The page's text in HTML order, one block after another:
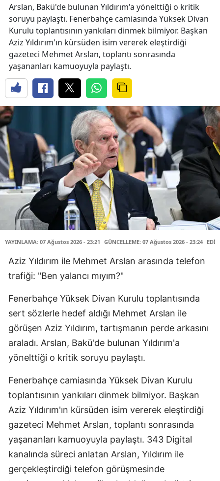
Arslan, Bakü'de bulunan Yıldırım'a yönelttiği o kritik
soruyu paylaştı. Fenerbahçe camiasında Yüksek Divan
Kurulu toplantısının yankıları dinmek bilmiyor. Başkan
Aziz Yıldırım'ın kürsüden isim vererek eleştirdiği
gazeteci Mehmet Arslan, toplantı sonrasında
yaşananları kamuoyuyla paylaştı.
YAYINLAMA: 07 Ağustos 2026 - 23:21 GÜNCELLEME: 07 Ağustos 2026 - 23:24
Aziz Yıldırım ile Mehmet Arslan arasında telefon
trafiği: "Ben yalancı mıyım?"
Fenerbahçe Yüksek Divan Kurulu toplantısında
sert sözlerle hedef aldığı Mehmet Arslan ile
görüşen Aziz Yıldırım, tartışmanın perde arkasını
araladı. Arslan, Bakü'de bulunan Yıldırım'a
yönelttiği o kritik soruyu paylaştı.
Fenerbahçe camiasında Yüksek Divan Kurulu
toplantısının yankıları dinmek bilmiyor. Başkan
Aziz Yıldırım'ın kürsüden isim vererek eleştirdiği
gazeteci Mehmet Arslan, toplantı sonrasında
yaşananları kamuoyuyla paylaştı. 343 Digital
kanalında süreci anlatan Arslan, Yıldırım ile
gerçekleştirdiği telefon görüşmesinde